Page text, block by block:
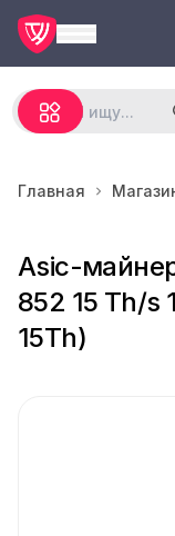
Главная
Asic-
852 15 Th/s
15Th)